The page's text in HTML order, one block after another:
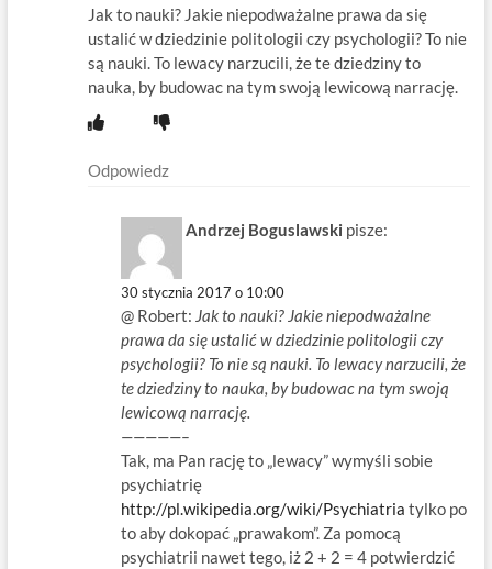
Jak to nauki? Jakie niepodważalne prawa da się
ustalić w dziedzinie politologii czy psychologii? To nie
są nauki. To lewacy narzucili, że te dziedziny to
nauka, by budowac na tym swoją lewicową narrację.
Odpowiedz
Andrzej Boguslawski pisze:
30 stycznia 2017 o 10:00
@ Robert: Jak to nauki? Jakie niepodważalne
prawa da się ustalić w dziedzinie politologii czy
psychologii? To nie są nauki. To lewacy narzucili, że
te dziedziny to nauka, by budowac na tym swoją
lewicową narrację.
—————–
Tak, ma Pan rację to „lewacy” wymyśli sobie
psychiatrię
http://pl.wikipedia.org/wiki/Psychiatria tylko po
to aby dokopać „prawakom”. Za pomocą
psychiatrii nawet tego, iż 2 + 2 = 4 potwierdzić